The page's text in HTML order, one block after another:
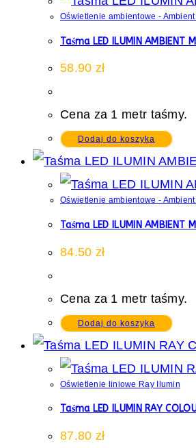
Oświetlenie ambientowe -
Taśma LED ILUMIN AMBIENT
58.90 zł
Cena za 1 metr
Dodaj do koszyka
Oświetlenie ambientowe -
Taśma LED ILUMIN AMBIENT
84.50 zł
Cena za 1 metr
Dodaj do koszyka
Oświetlenie liniowe Ray Ilumin
Taśma LED ILUMIN RAY
87.80 zł